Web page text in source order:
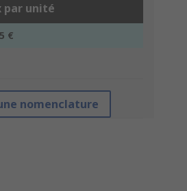
par unité
€
nomenclature